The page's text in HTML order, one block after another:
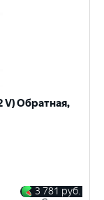
V) Обратная,
3 781 руб.